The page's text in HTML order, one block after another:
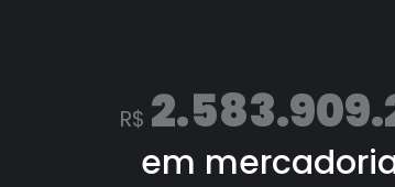
R$
em